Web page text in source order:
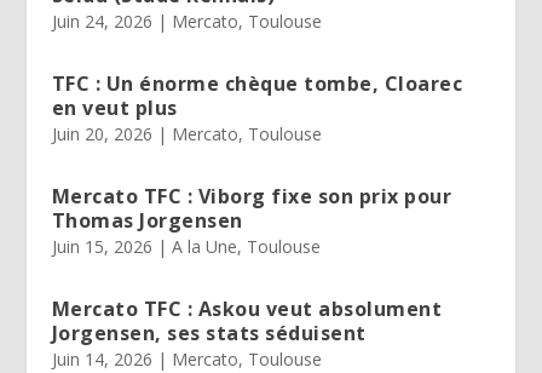
Juin 24, 2026 | Mercato, Toulouse
TFC : Un énorme chèque tombe, Cloarec
en veut plus
Juin 20, 2026 | Mercato, Toulouse
Mercato TFC : Viborg fixe son prix pour
Thomas Jorgensen
Juin 15, 2026 | A la Une, Toulouse
Mercato TFC : Askou veut absolument
Jorgensen, ses stats séduisent
Juin 14, 2026 | Mercato, Toulouse